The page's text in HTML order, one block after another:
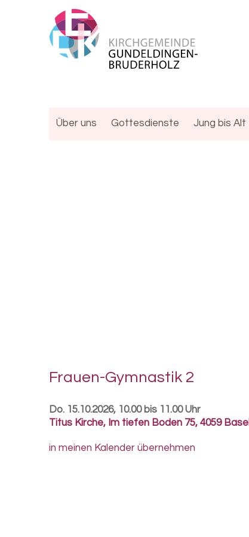
Über uns Gottesdienste Jung bis Alt
Frauen-​Gymnastik 2
Do. 15.10.2026, 10.00 bis 11.00 Uhr
Titus Kirche, Im tiefen Boden 75, 4059 Basel
in meinen Kalender übernehmen